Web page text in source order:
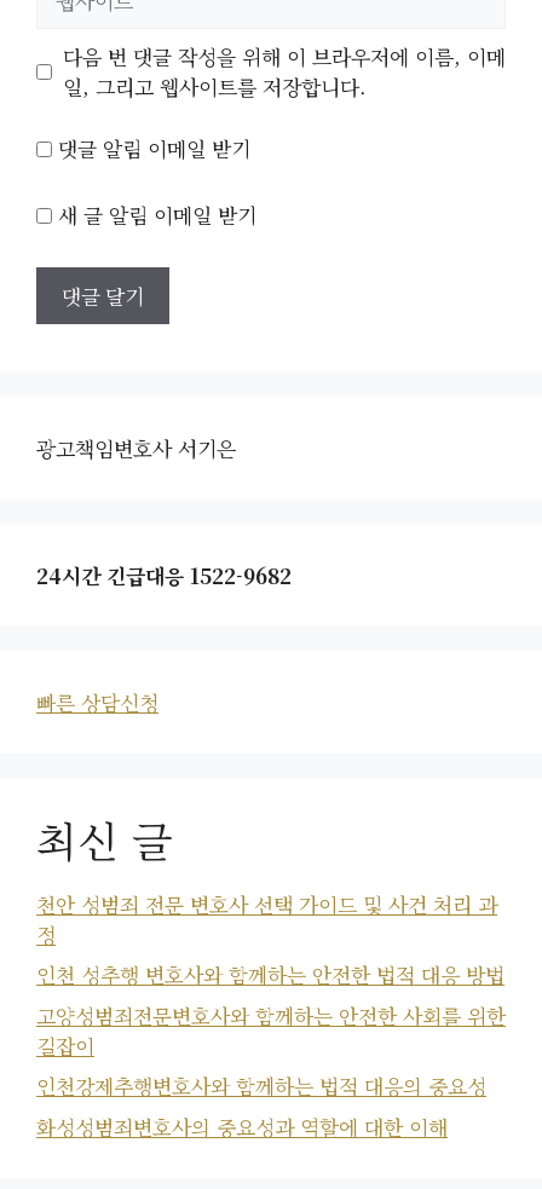
트
다음 번 댓글 작성을 위해 이 브라우저에 이름, 이메
일, 그리고 웹사이트를 저장합니다.
댓글 알림 이메일 받기
새 글 알림 이메일 받기
광고책임변호사 서기은
24시간 긴급대응 1522-9682
빠른 상담신청
최신 글
천안 성범죄 전문 변호사 선택 가이드 및 사건 처리 과
정
인천 성추행 변호사와 함께하는 안전한 법적 대응 방법
고양성범죄전문변호사와 함께하는 안전한 사회를 위한
길잡이
인천강제추행변호사와 함께하는 법적 대응의 중요성
화성성범죄변호사의 중요성과 역할에 대한 이해